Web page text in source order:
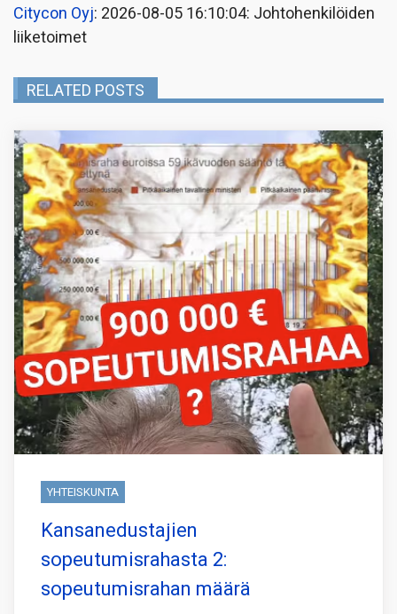
Citycon Oyj: 2026-08-05 16:10:04: Johtohenkilöiden
liiketoimet
RELATED POSTS
YHTEISKUNTA
Kansanedustajien
sopeutumisrahasta 2:
sopeutumisrahan määrä